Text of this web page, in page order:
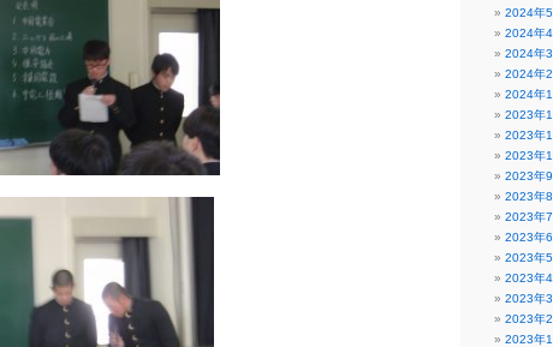
2024年5
2024年4
2024年3
2024年2
2024年1
2023年
2023年
2023年
2023年9
2023年8
2023年7
2023年6
2023年5
2023年4
2023年3
2023年2
2023年1